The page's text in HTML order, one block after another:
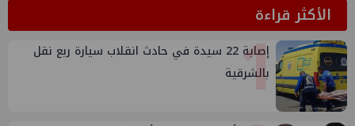
الأكثر قراءة1
إصابة 22 سيدة في حادث انقلاب سيارة ربع نقل
بالشرقية